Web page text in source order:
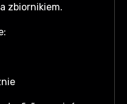
zbiornikiem.